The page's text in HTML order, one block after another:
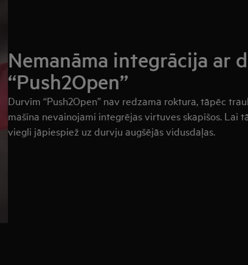
Nemanāma integrācija ar
“Push2Open”
Durvīm “Push2Open” nav redzama roktura, tāpēc
mašīna nevainojami integrējas virtuves skapīšos. Lai
viegli jāpiespiež uz durvju augšējās vidusdaļas.